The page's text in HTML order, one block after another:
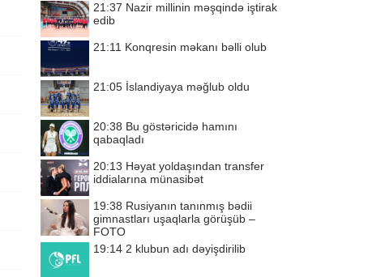
21:37 Nazir millinin məşqində iştirak
edib
21:11 Konqresin məkanı bəlli olub
21:05 İslandiyaya məğlub oldu
20:38 Bu göstəricidə hamını
qabaqladı
20:13 Həyat yoldaşından transfer
iddialarına münasibət
19:38 Rusiyanın tanınmış bədii
gimnastları uşaqlarla görüşüb –
FOTO
19:14 2 klubun adı dəyişdirilib